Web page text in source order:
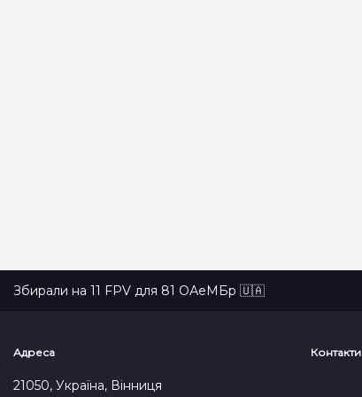
Збирали на 11 FPV для 81 ОАеМБр 🇺🇦
Адреса
21050, Україна, Вінниця
Контакти